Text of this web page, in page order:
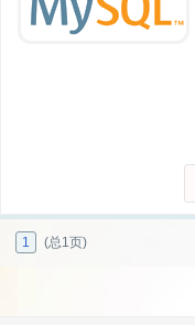
1 (总1页)